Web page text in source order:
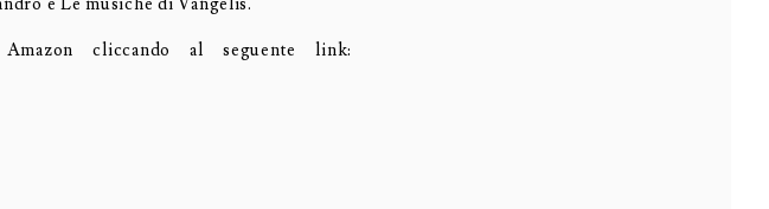
cliccando al seguente link: